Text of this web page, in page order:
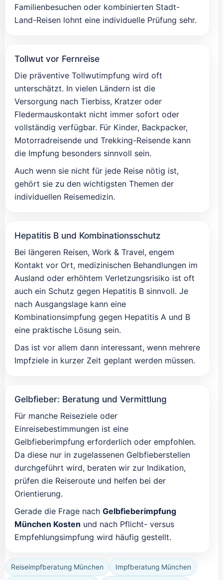
Familienbesuchen oder kombinierten Stadt-
Land-Reisen lohnt eine individuelle Prüfung sehr.
Tollwut vor Fernreise
Die präventive Tollwutimpfung wird oft
unterschätzt. In vielen Ländern ist die
Versorgung nach Tierbiss, Kratzer oder
Fledermauskontakt nicht immer sofort oder
vollständig verfügbar. Für Kinder, Backpacker,
Motorradreisende und Trekking-Reisende kann
die Impfung besonders sinnvoll sein.
Auch wenn sie nicht für jede Reise nötig ist,
gehört sie zu den wichtigsten Themen der
individuellen Reisemedizin.
Hepatitis B und Kombinationsschutz
Bei längeren Reisen, Work & Travel, engem
Kontakt vor Ort, medizinischen Behandlungen im
Ausland oder erhöhtem Verletzungsrisiko ist oft
auch ein Schutz gegen Hepatitis B sinnvoll. Je
nach Ausgangslage kann eine
Kombinationsimpfung gegen Hepatitis A und B
eine praktische Lösung sein.
Das ist vor allem dann interessant, wenn mehrere
Impfziele in kurzer Zeit geplant werden müssen.
Gelbfieber: Beratung und Vermittlung
Für manche Reiseziele oder
Einreisebestimmungen ist eine
Gelbfieberimpfung erforderlich oder empfohlen.
Da diese nur in zugelassenen Gelbfieberstellen
durchgeführt wird, beraten wir zur Indikation,
prüfen die Reiseroute und helfen bei der
Orientierung.
Gerade die Frage nachGelbfieberimpfung
München Kosten und nach Pflicht- versus
Empfehlungsimpfung wird häufig gestellt.
Reiseimpfberatung München Impfberatung München